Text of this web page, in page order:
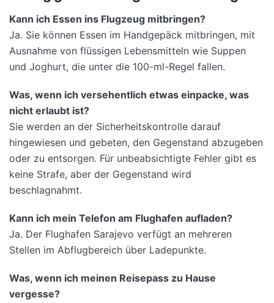
Kann ich Essen ins Flugzeug mitbringen?
Ja. Sie können Essen im Handgepäck mitbringen, mit
Ausnahme von flüssigen Lebensmitteln wie Suppen
und Joghurt, die unter die 100-ml-Regel fallen.
Was, wenn ich versehentlich etwas einpacke, was
nicht erlaubt ist?
Sie werden an der Sicherheitskontrolle darauf
hingewiesen und gebeten, den Gegenstand abzugeben
oder zu entsorgen. Für unbeabsichtigte Fehler gibt es
keine Strafe, aber der Gegenstand wird
beschlagnahmt.
Kann ich mein Telefon am Flughafen aufladen?
Ja. Der Flughafen Sarajevo verfügt an mehreren
Stellen im Abflugbereich über Ladepunkte.
Was, wenn ich meinen Reisepass zu Hause
vergesse?